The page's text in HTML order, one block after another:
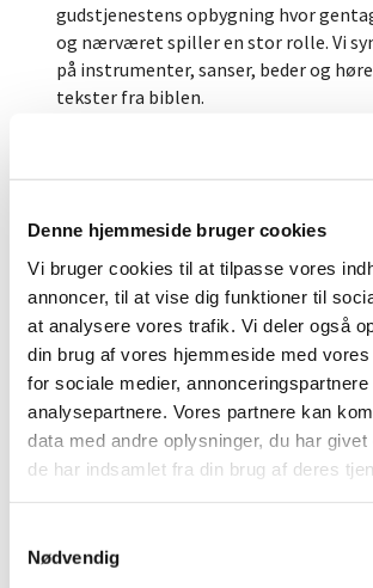
Denne hjemmeside bruger cookies
Vi bruger cookies til at tilpasse vores
annoncer, til at vise dig funktioner til
at analysere vores trafik. Vi deler også
din brug af vores hjemmeside med
for sociale medier, annonceringspartnere
analysepartnere. Vores partnere kan
data med andre oplysninger, du har
de har indsamlet fra din brug af deres
Nødvendig
gudstjenestens opbygning hvor
og nærværet spiller en stor rolle. Vi
på instrumenter, sanser, beder og
tekster fra biblen.
Husk, at din stemme er din babys
En baby forstår ikke salmerne, men
Vi bruger tørklæder, fugle,
rytmeinstrumenter, og vugger
synger.
Det hele foregår på babyernes
Alle materialer bliver stillet til